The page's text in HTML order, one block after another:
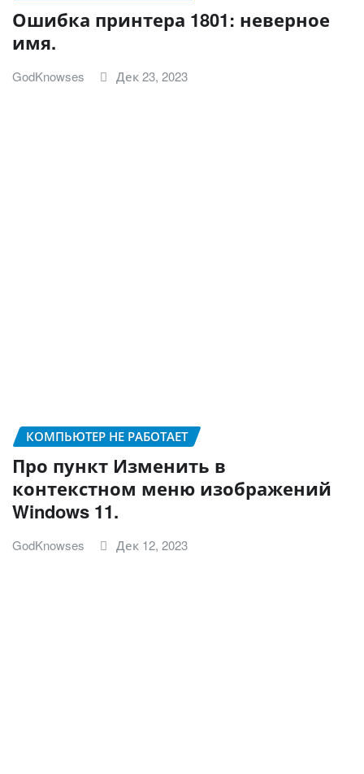
Ошибка принтера 1801: неверное
имя.
GodKnowses Дек 23, 2023
КОМПЬЮТЕР НЕ РАБОТАЕТ
Про пункт Изменить в
контекстном меню изображений
Windows 11.
GodKnowses Дек 12, 2023